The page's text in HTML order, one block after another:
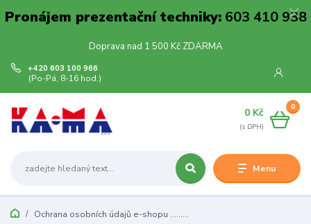
Pronájem prezentační techniky:603 410 938
Doprava nad 1 500 Kč ZDARMA
Menu
+420 603 100 966
(Po-Pá, 8-16 hod.)
0
0 Kč
Ochrana osobních údajů e-shopu ………